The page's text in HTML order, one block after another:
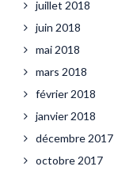
juillet 2018
juin 2018
mai 2018
mars 2018
février 2018
janvier 2018
décembre 2017
octobre 2017